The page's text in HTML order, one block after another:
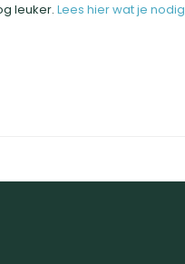
leuker. Lees hier wat je